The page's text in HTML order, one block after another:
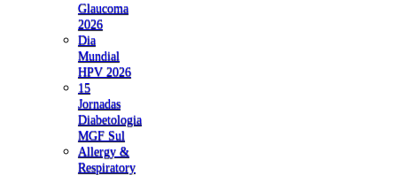
Glaucoma
2026
Dia
Mundial
HPV 2026
15
Jornadas
Diabetologia
MGF Sul
Allergy &
Respiratory